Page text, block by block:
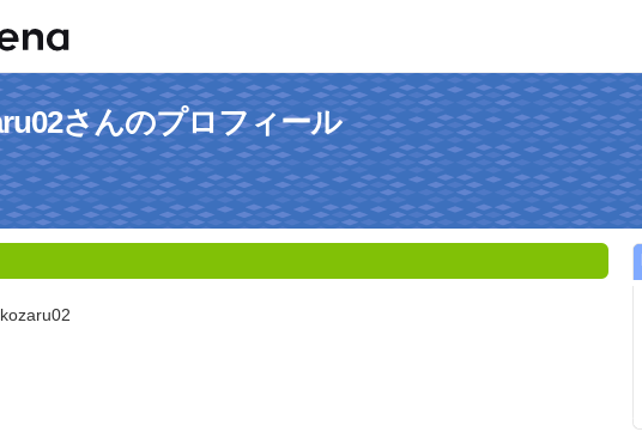
さんのプロフィール
kozaru02